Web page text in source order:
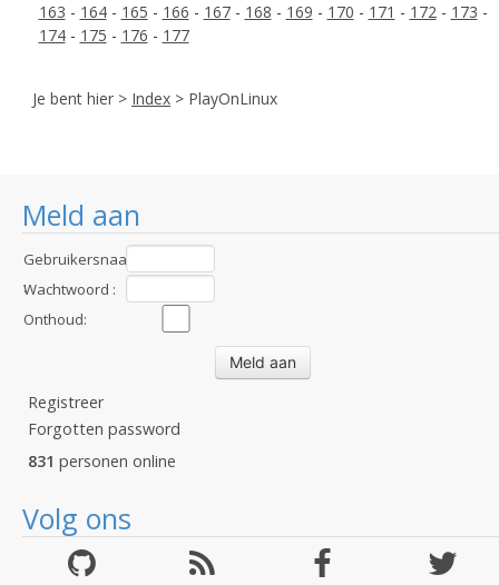
Meld aan
Gebruikersnaam
:Wachtwoord :
Onthoud:
Registreer
Forgotten password
831 personen online
Volg ons
163 - 164- 165 - 166 - 167- 168 - 169 - 170 - 171 - 172- 173 -
174- 175 - 176 - 177
Je bent hier > Index > PlayOnLinux